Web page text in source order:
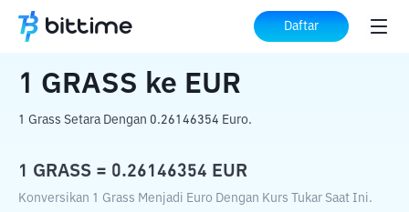
Daftar
Beranda Konverter Kripto GRASS EUR
1 GRASS ke EUR
1 Grass Setara Dengan 0.26146354 Euro.
1 GRASS = 0.26146354 EUR
Konversikan 1 Grass Menjadi Euro Dengan Kurs Tukar Saat Ini.